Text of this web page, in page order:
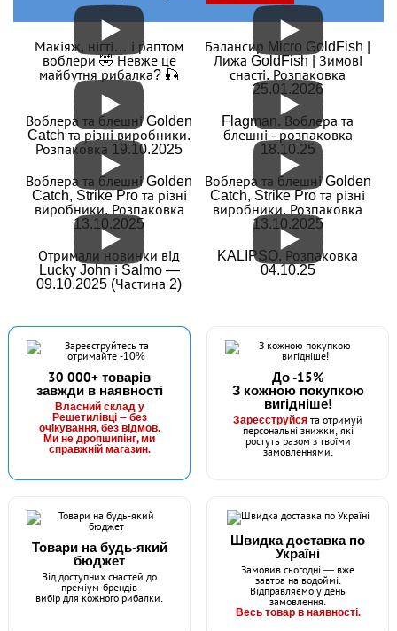
Макіяж, нігті… і раптом
воблери 🤣 Невже це
майбутня рибалка? 🎣
Балансир Micro GoldFish |
Лижа GoldFish | Зимові
снасті. Розпаковка
25.01.2026
Воблера та блешні Golden
Catch та різні виробники.
Розпаковка 19.10.2025
Flagman. Воблера та
блешні - розпаковка
18.10.25
Воблера та блешні Golden
Catch, Strike Pro та різні
виробники. Розпаковка
13.10.2025
Воблера та блешні Golden
Catch, Strike Pro та різні
виробники. Розпаковка
13.10.2025
Отримали новинки від
Lucky John і Salmo —
09.10.2025 (Частина 2)
KALIPSO. Розпаковка
04.10.25
30 000+ товарів
завжди в наявності
Власний склад у
Решетилівці — без
очікування, без відмов.
Ми не дропшипінг, ми
справжній магазин.
До -15%
З кожною покупкою
вигідніше!
Зареєструйся та отримуй
персональні знижки, які
ростуть разом з твоїми
замовленнями.
Товари на будь-який
бюджет
Від доступних снастей до
преміум-брендів
вибір для кожного рибалки.
Швидка доставка по
Україні
Замовив сьогодні — вже
завтра на водоймі.
Відправляємо у день
замовлення.
Весь товар в наявності.